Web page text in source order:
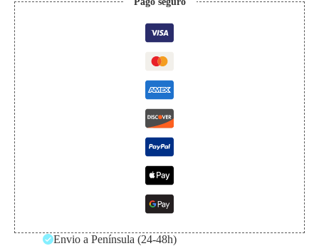
Envio a Península (24-48h)